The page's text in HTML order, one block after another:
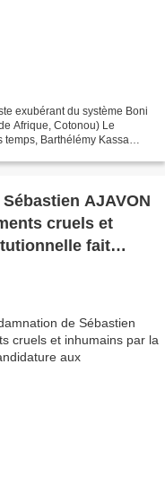
exubérant du système Boni
Afrique, Cotonou) Le
temps, Barthélémy Kassa
AJAVON
cruels et
fait
présidentielles de